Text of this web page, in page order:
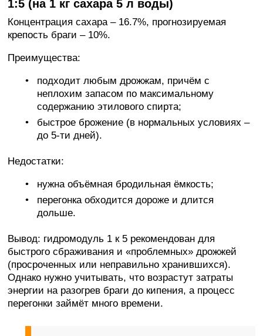
1:5 (на 1 кг сахара 5 л воды)
Концентрация сахара – 16.7%, прогнозируемая
крепость браги – 10%.
Преимущества:
подходит любым дрожжам, причём с
неплохим запасом по максимальному
содержанию этилового спирта;
быстрое брожение (в нормальных условиях –
до 5-ти дней).
Недостатки:
нужна объёмная бродильная ёмкость;
перегонка обходится дороже и длится
дольше.
Вывод: гидромодуль 1 к 5 рекомендован для
быстрого сбраживания и «проблемных» дрожжей
(просроченных или неправильно хранившихся).
Однако нужно учитывать, что возрастут затраты
энергии на разогрев браги до кипения, а процесс
перегонки займёт много времени.